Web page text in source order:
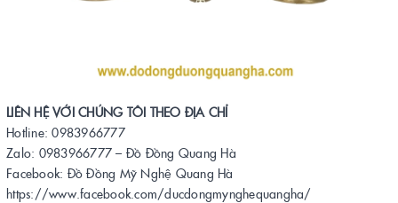
LIÊN HỆ VỚI CHÚNG TÔI THEO ĐỊA CHỈ
Hotline: 0983966777
Zalo: 0983966777 – Đồ Đồng Quang Hà
Facebook: Đồ Đồng Mỹ Nghệ Quang Hà
https://www.facebook.com/ducdongmynghequangha/